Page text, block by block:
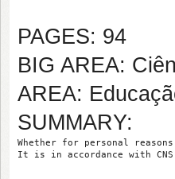
PAGES: 94
BIG AREA:
AREA:
SUMMARY:
Whether for personal
It is in accordance with